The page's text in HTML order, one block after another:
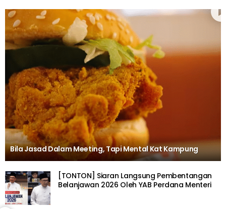
Bila Jasad Dalam Meeting, Tapi Mental Kat Kampung
[TONTON] Siaran Langsung Pembentangan
Belanjawan 2026 Oleh YAB Perdana Menteri